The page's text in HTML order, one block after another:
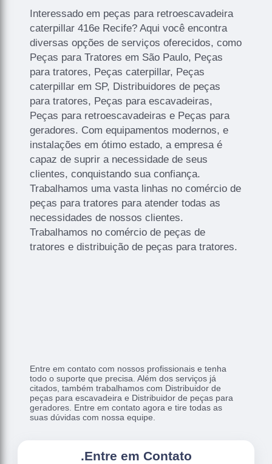
Interessado em peças para retroescavadeira
caterpillar 416e Recife? Aqui você encontra
diversas opções de serviços oferecidos, como
Peças para Tratores em São Paulo, Peças
para tratores, Peças caterpillar, Peças
caterpillar em SP, Distribuidores de peças
para tratores, Peças para escavadeiras,
Peças para retroescavadeiras e Peças para
geradores. Com equipamentos modernos, e
instalações em ótimo estado, a empresa é
capaz de suprir a necessidade de seus
clientes, conquistando sua confiança.
Trabalhamos uma vasta linhas no comércio de
peças para tratores para atender todas as
necessidades de nossos clientes.
Trabalhamos no comércio de peças de
tratores e distribuição de peças para tratores.
Entre em contato com nossos profissionais e tenha
todo o suporte que precisa. Além dos serviços já
citados, também trabalhamos com Distribuidor de
peças para escavadeira e Distribuidor de peças para
geradores. Entre em contato agora e tire todas as
suas dúvidas com nossa equipe.
.Entre em Contato